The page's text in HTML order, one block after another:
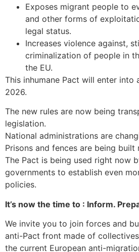
Exposes migrant people to
and other forms of
legal status.
Increases violence against,
criminalization of people in
the EU.
This inhumane Pact will enter into
2026.
The new rules are now being
legislation.
National administrations are
Prisons and fences are being built
The Pact is being used right now
governments to establish even
policies.
It’s now the time to : Inform.
We invite you to join forces and
anti-Pact front made of
the current European anti-